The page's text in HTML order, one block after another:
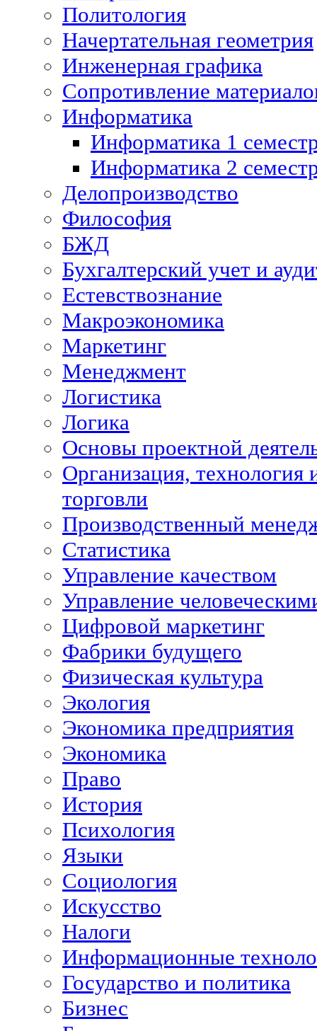
Политология
Начертательная геометрия
Инженерная графика
Сопротивление
Информатика
Информатика 1
Информатика 2
Делопроизводство
Философия
БЖД
Бухгалтерский учет и
Естевствознание
Макроэкономика
Маркетинг
Менеджмент
Логистика
Логика
Основы проектной
Организация, технология
торговли
Производственный
Статистика
Управление качеством
Управление
Цифровой маркетинг
Фабрики будущего
Физическая культура
Экология
Экономика предприятия
Экономика
Право
История
Психология
Языки
Социология
Искусство
Налоги
Информационные
Государство и политика
Бизнес